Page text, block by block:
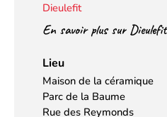
Dieulefit
En savoir plus sur Dieulefit
Lieu
Maison de la céramique
Parc de la Baume
Rue des Reymonds